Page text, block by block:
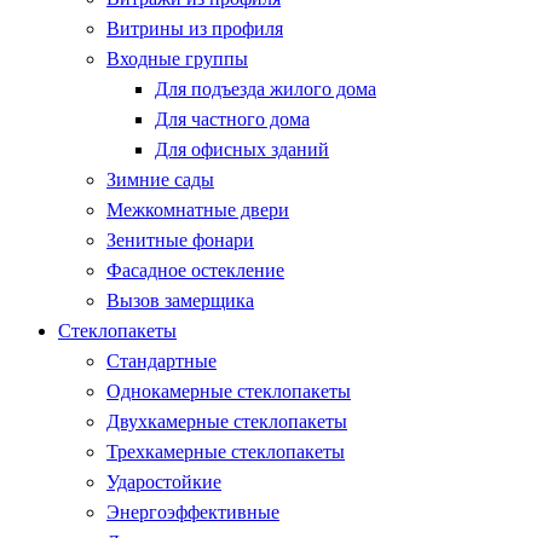
Витрины из профиля
Входные группы
Для подъезда жилого дома
Для частного дома
Для офисных зданий
Зимние сады
Межкомнатные двери
Зенитные фонари
Фасадное остекление
Вызов замерщика
Стеклопакеты
Стандартные
Однокамерные стеклопакеты
Двухкамерные стеклопакеты
Трехкамерные стеклопакеты
Ударостойкие
Энергоэффективные